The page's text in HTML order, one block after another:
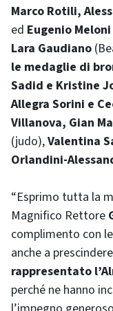
Marco Rotili,
ed Eugenio Meloni
Lara Gaudiano
le medaglie di
Sadid e Kristine
Allegra Sorini e
Villanova, Gian
(judo),Valentina
Orlandini-
“Esprimo tutta la
Magnifico Rettore
complimento con
anche a
rappresentato
perché ne hanno